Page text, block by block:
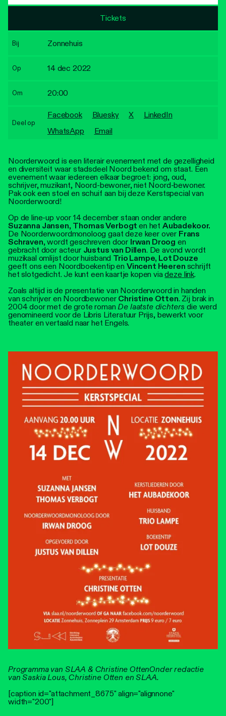
Noorderwoord is een literair evenement met de gezelligheid
en diversiteit waar stadsdeel Noord bekend om staat. Een
evenement waar iedereen elkaar begroet: jong, oud,
schrijver, muzikant, Noord-bewoner, niet Noord-bewoner.
Pak ook een stoel en schuif aan bij deze Kerstspecial van
Noorderwoord!
Op de line-up voor 14 december staan onder andere
Suzanna Jansen, Thomas Verbogten het Aubadekoor.
De Noorderwoordmonoloog gaat deze keer over Frans
Schraven, wordt geschreven door Irwan Droog en
gebracht door acteur Justus van Dillen. De avond wordt
muzikaal omlijst door huisband Trio Lampe, Lot Douze
geeft ons een Noordboekentipen Vincent Heeren schrijft
het slotgedicht. Je kunt een kaartje kopen viadeze link.
Zoals altijd is de presentatie van Noorderwoord in handen
van schrijver en Noordbewoner Christine Otten. Zij brak in
2004 door met de grote roman De laatste dichters die werd
genomineerd voor de Libris Literatuur Prijs, bewerkt voor
theater en vertaald naar het Engels.
Programma van SLAA & Christine OttenOnder redactie
van Saskia Lous, Christine Otten en SLAA.
[caption id="attachment_8675" align="alignnone"
width="200"]
Tickets
Bij Zonnehuis
Op 14 dec 2022
Om 20:00
Deel op
Facebook Bluesky X
LinkedIn
WhatsApp
Email
Personen
Toegankelijkheid